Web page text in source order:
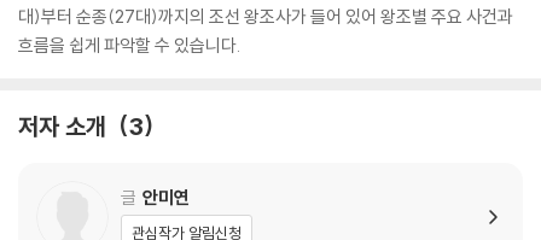
대)부터 순종(27대)까지의 조선 왕조사가 들어 있어 왕조별 주요 사건과
흐름을 쉽게 파악할 수 있습니다.
저자 소개 3
글 안미연
관심작가 알림신청